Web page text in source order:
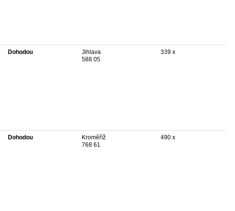
Dohodou
Jihlava
588 05
339 x
Dohodou
Kroměříž
768 61
490 x